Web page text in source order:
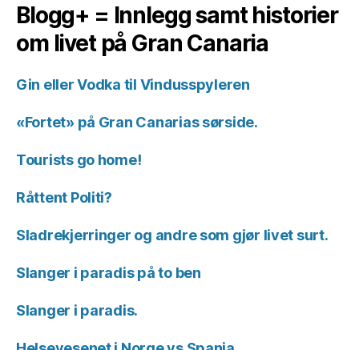
Blogg+ = Innlegg samt historier
om livet på Gran Canaria
Gin eller Vodka til Vindusspyleren
«Fortet» på Gran Canarias sørside.
Tourists go home!
Råttent Politi?
Sladrekjerringer og andre som gjør livet surt.
Slanger i paradis på to ben
Slanger i paradis.